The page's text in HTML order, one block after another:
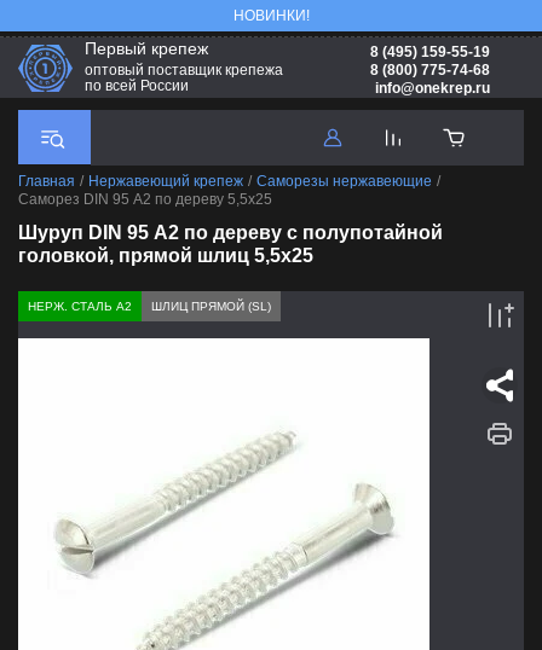
НОВИНКИ!
Первый крепеж
оптовый поставщик крепежа
по всей России
8 (495) 159-55-19
8 (800) 775-74-68
info@onekrep.ru
Главная / Нержавеющий крепеж / Саморезы нержавеющие /
Саморез DIN 95 А2 по дереву 5,5х25
Шуруп DIN 95 А2 по дереву с полупотайной
головкой, прямой шлиц 5,5х25
НЕРЖ. СТАЛЬ А2 ШЛИЦ ПРЯМОЙ (SL)